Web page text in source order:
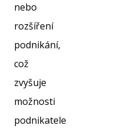
nebo
rozšíření
podnikání,
což
zvyšuje
možnosti
podnikatele